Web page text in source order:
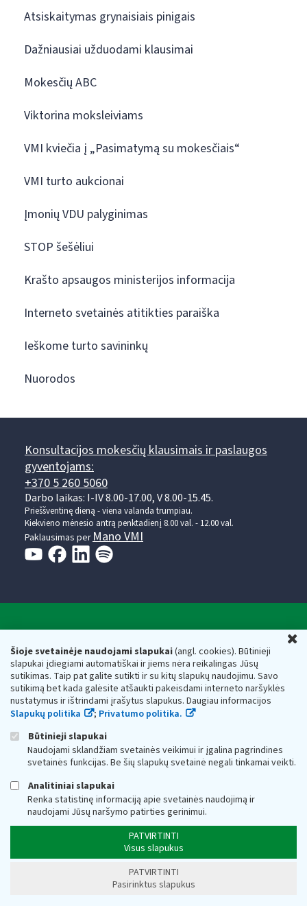
Šioje svetainėje naudojami slapukai(angl. cookies). Būtinieji
slapukai įdiegiami automatiškai ir jiems nėra reikalingas Jūsų
sutikimas. Taip pat galite sutikti ir su kitų slapukų naudojimu. Savo
sutikimą bet kada galėsite atšaukti pakeisdami interneto naršyklės
nustatymus ir ištrindami įrašytus slapukus. Daugiau informacijos
Slapukų politika
; Privatumo politika.
Būtinieji slapukai
Naudojami sklandžiam svetainės veikimui ir įgalina pagrindines
svetainės funkcijas. Be šių slapukų svetainė negali tinkamai veikti.
Analitiniai slapukai
Renka statistinę informaciją apie svetainės naudojimą ir
naudojami Jūsų naršymo patirties gerinimui.
PATVIRTINTI
Visus slapukus
PATVIRTINTI
Pasirinktus slapukus
Atsiskaitymas grynaisiais pinigais
Dažniausiai užduodami klausimai
Mokesčių ABC
Viktorina moksleiviams
VMI kviečia į „Pasimatymą su mokesčiais“
VMI turto aukcionai
Įmonių VDU palyginimas
STOP šešėliui
Krašto apsaugos ministerijos informacija
Interneto svetainės atitikties paraiška
Ieškome turto savininkų
Nuorodos
Konsultacijos mokesčių klausimais ir paslaugos
gyventojams:
+370 5 260 5060
Darbo laikas: I-IV 8.00-17.00, V 8.00-15.45.
Prieššventinę dieną - viena valanda trumpiau.
Kiekvieno mėnesio antrą penktadienį 8.00 val. - 12.00 val.
Paklausimas perMano VMI
Valstybinė mokesčių inspekcija prie Lietuvos
Respublikos finansų ministerijos
Biudžetinė įstaiga. Juridinio asmens kodas — 188659752,
adresas: Vasario 16-osios g. 14, 01107 Vilnius, Lietuva, el.paštas:
vmi@vmi.lt , E. pristatymo dėžutės adresas 188659752
Duomenys apie Valstybinę mokesčių inspekciją prie Lietuvos
Respublikos finansų ministerijos kaupiami ir saugomi Juridinių